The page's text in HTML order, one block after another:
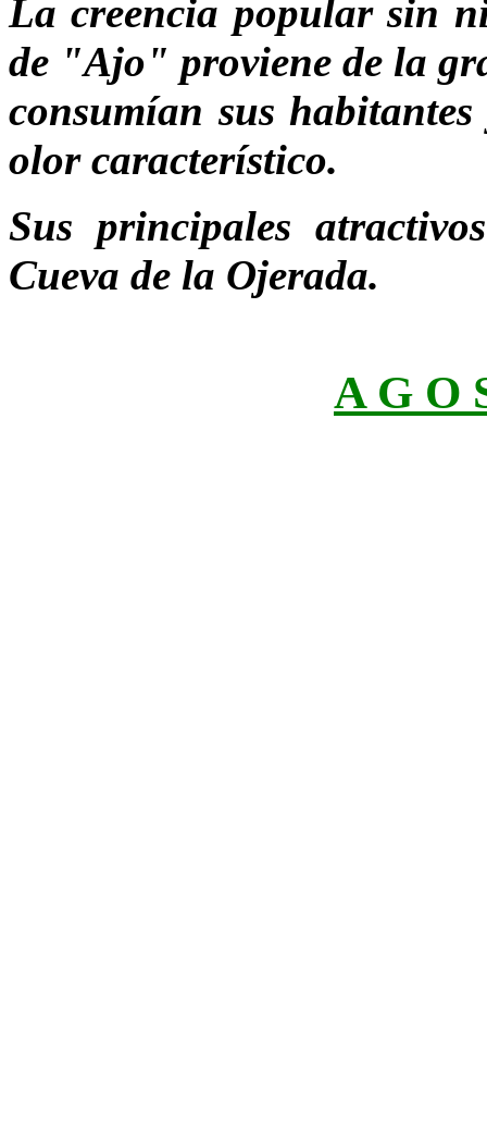
La creencia popular sin
de "Ajo" proviene de la
consumían sus
olor característico.
Sus principales
Cueva de la Ojerada.
A G O